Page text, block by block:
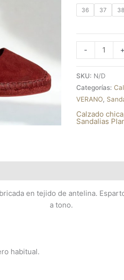
36 37 38
- +
SKU: N/D
Categorías:
VERANO,
Calzado chica
Sandalias
en tejido de antelina.
a tono.
habitual.